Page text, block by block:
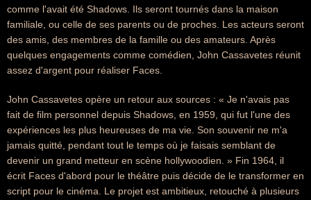
comme l'avait été Shadows. Ils seront tournés dans la maison
familiale, ou celle de ses parents ou de proches. Les acteurs seront
des amis, des membres de la famille ou des amateurs. Après
quelques engagements comme comédien, John Cassavetes réunit
assez d'argent pour réaliser Faces.
John Cassavetes opère un retour aux sources : « Je n'avais pas
fait de film personnel depuis Shadows, en 1959, qui fut l'une des
expériences les plus heureuses de ma vie. Son souvenir ne m'a
jamais quitté, pendant tout le temps où je faisais semblant de
devenir un grand metteur en scène hollywoodien. » Fin 1964, il
écrit Faces d'abord pour le théâtre puis décide de le transformer en
script pour le cinéma. Le projet est ambitieux, retouché à plusieurs